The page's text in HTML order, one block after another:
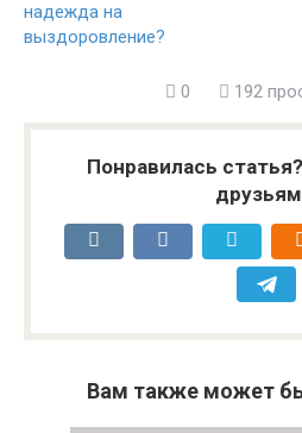
надежда на
выздоровление?
0 192
Понравилась
Вам также может